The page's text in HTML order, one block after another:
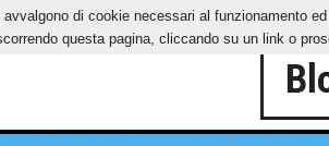
CONTATTI COOKIES PRIVACY POLICY
di cookie necessari al funzionamento
questa pagina, cliccando su un link o